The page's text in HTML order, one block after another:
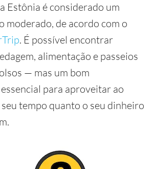
Estônia é considerado um
moderado, de acordo com o
. É possível encontrar
alimentação e passeios
— mas um bom
para aproveitar ao
tempo quanto o seu dinheiro